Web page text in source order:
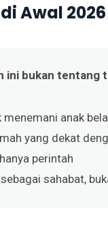
Awal 2026
ini bukan
anak
yang dekat
perintah
sahabat,